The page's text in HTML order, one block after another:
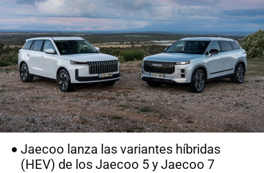
Jaecoo lanza las variantes híbridas
(HEV) de los Jaecoo 5 y Jaecoo 7